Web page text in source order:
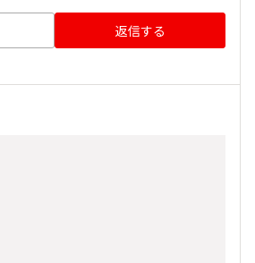
返信する